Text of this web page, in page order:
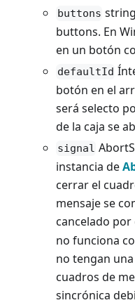
buttons
buttons. En
en un botón
defaultId
botón en el
será selecto
de la caja se
signal
instancia de
cerrar el
mensaje se
cancelado por
no funciona
no tengan
cuadros de
sincrónica